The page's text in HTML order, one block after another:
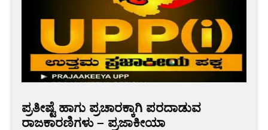
ಪ್ರತೀಷ್ಟೆ ಹಾಗು ಪ್ರಚಾರಕ್ಕಾಗಿ ಪರದಾಡುವ
ರಾಜಕಾರಣಿಗಳು – ಪ್ರಜಾಕೀಯಾ